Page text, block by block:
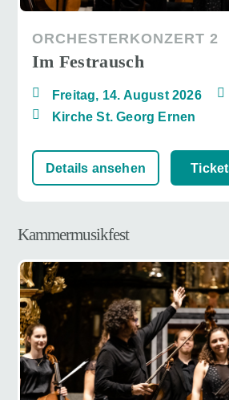
ORCHESTERKONZERT 2
Im Festrausch
Freitag, 14. August 2026
Kirche St. Georg Ernen
Details ansehen
Kammermusikfest